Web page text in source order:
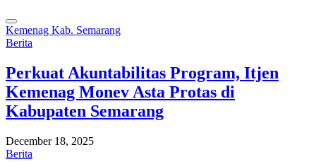
Kemenag Kab. Semarang
Berita
Perkuat Akuntabilitas Program, Itjen
Kemenag Monev Asta Protas di
Kabupaten Semarang
December 18, 2025
Berita